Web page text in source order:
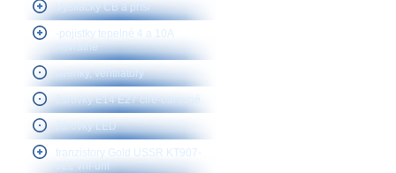
Vysílačky CB a přísl
-pojistky tepelné 4 a 10A
nevratné
sirenky, ventilátory
žárovky E14 E27 čiré-barevné
žárovky LED
tranzistory Gold USSR KT907-
922 vhf-uhf